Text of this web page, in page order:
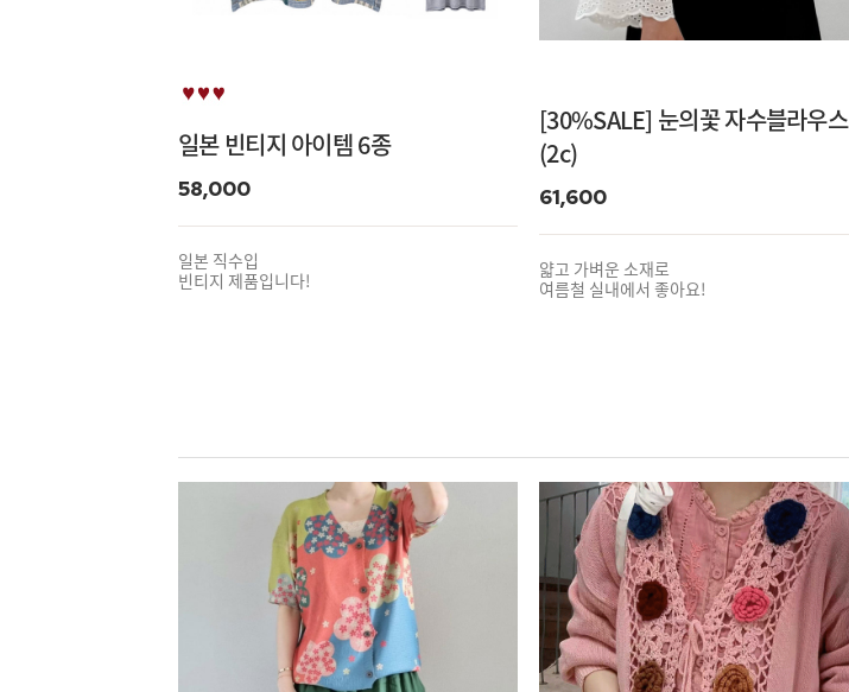
일본 빈티지 아이템 6종
58,000
일본 직수입
빈티지 제품입니다!
[30%SALE] 눈의꽃 자수블라우스
(2c)
61,600
얇고 가벼운 소재로
여름철 실내에서 좋아요!